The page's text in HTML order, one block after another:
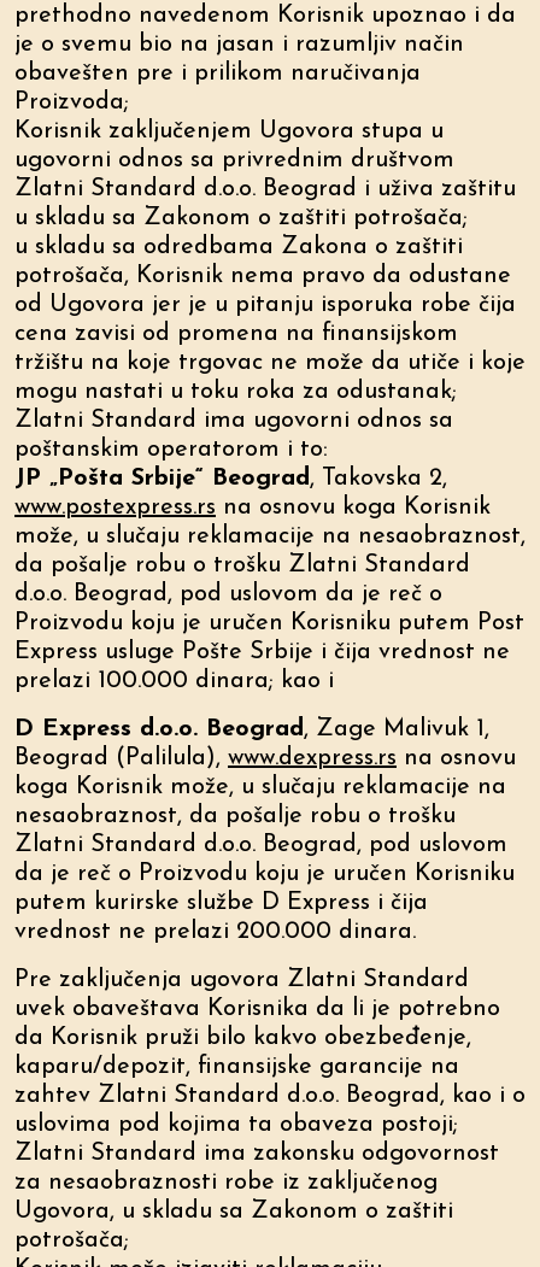
prethodno navedenom Korisnik upoznao i da
je o svemu bio na jasan i razumljiv način
obavešten pre i prilikom naručivanja
Proizvoda;
Korisnik zaključenjem Ugovora stupa u
ugovorni odnos sa privrednim društvom
Zlatni Standard d.o.o. Beograd i uživa zaštitu
u skladu sa Zakonom o zaštiti potrošača;
u skladu sa odredbama Zakona o zaštiti
potrošača, Korisnik nema pravo da odustane
od Ugovora jer je u pitanju isporuka robe čija
cena zavisi od promena na finansijskom
tržištu na koje trgovac ne može da utiče i koje
mogu nastati u toku roka za odustanak;
Zlatni Standard ima ugovorni odnos sa
poštanskim operatorom i to:
JP „Pošta Srbije“ Beograd, Takovska 2,
www.postexpress.rs na osnovu koga Korisnik
može, u slučaju reklamacije na nesaobraznost,
da pošalje robu o trošku Zlatni Standard
d.o.o. Beograd, pod uslovom da je reč o
Proizvodu koju je uručen Korisniku putem Post
Express usluge Pošte Srbije i čija vrednost ne
prelazi 100.000 dinara; kao i
D Express d.o.o. Beograd, Zage Malivuk 1,
Beograd (Palilula), www.dexpress.rs na osnovu
koga Korisnik može, u slučaju reklamacije na
nesaobraznost, da pošalje robu o trošku
Zlatni Standard d.o.o. Beograd, pod uslovom
da je reč o Proizvodu koju je uručen Korisniku
putem kurirske službe D Express i čija
vrednost ne prelazi 200.000 dinara.
Pre zaključenja ugovora Zlatni Standard
uvek obaveštava Korisnika da li je potrebno
da Korisnik pruži bilo kakvo obezbeđenje,
kaparu/depozit, finansijske garancije na
zahtev Zlatni Standard d.o.o. Beograd, kao i o
uslovima pod kojima ta obaveza postoji;
Zlatni Standard ima zakonsku odgovornost
za nesaobraznosti robe iz zaključenog
Ugovora, u skladu sa Zakonom o zaštiti
potrošača;